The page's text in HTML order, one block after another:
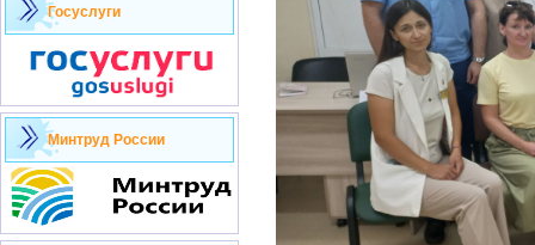
Госуслуги
Минтруд России